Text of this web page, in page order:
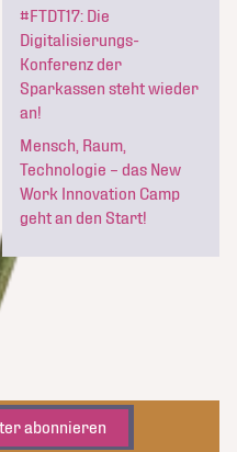
#FTDT17: Die
Digitalisierungs-
Konferenz der
Sparkassen steht wieder
an!
Mensch, Raum,
Technologie – das New
Work Innovation Camp
geht an den Start!
abonnieren